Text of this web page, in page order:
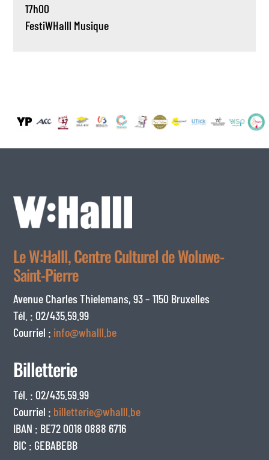
17h00
FestiWHalll Musique
Le W:Halll, Centre Culturel de Woluwe-
Saint-Pierre
Avenue Charles Thielemans, 93 – 1150 Bruxelles
Tél. : 02/435.59.99
Courriel : info@whalll.be
Billetterie
Tél. : 02/435.59.99
Courriel : billetterie@whalll.be
IBAN : BE72 0018 0888 6716
BIC : GEBABEBB